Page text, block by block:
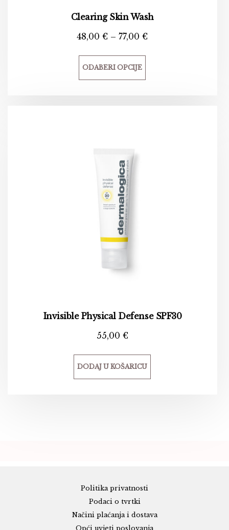
Clearing Skin Wash
48,00€ – 77,00€
ODABERI OPCIJE
Invisible Physical Defense SPF30
55,00 €
DODAJ U KOŠARICU
Politika privatnosti
Podaci o tvrtki
Načini plaćanja i dostava
Opći uvjeti poslovanja